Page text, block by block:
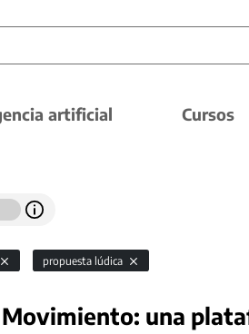
artificial Cursos
propuesta lúdica
Movimiento: una